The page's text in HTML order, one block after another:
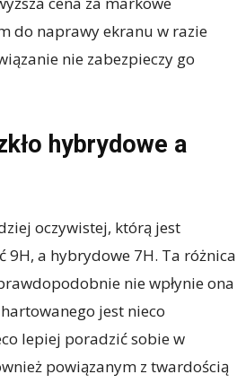
do naprawy ekranu w razie
nie zabezpieczy go
hybrydowe a
oczywistej, którą jest
9H, a hybrydowe 7H. Ta różnica
nie wpłynie ona
hartowanego jest nieco
lepiej poradzić sobie w
powiązanym z twardością